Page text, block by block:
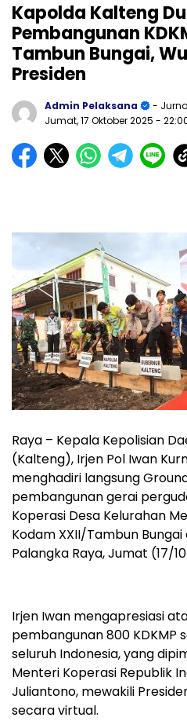
Kapolda Kalteng
Pembangunan
Tambun Bungai,
Presiden
Admin Pelaksana
-
Jumat, 17 Oktober 2025 -
Raya – Kepala Kepolisian
(Kalteng), Irjen Pol Iwan
menghadiri langsung
pembangunan gerai
Koperasi Desa Kelurahan
Kodam XXII/Tambun Bungai
Palangka Raya, Jumat (17/
Irjen Iwan mengapresiasi
pembangunan 800 KDKMP
seluruh Indonesia, yang
Menteri Koperasi Republik
Juliantono, mewakili
secara virtual.